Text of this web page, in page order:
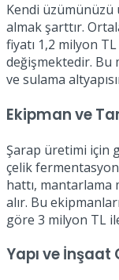
Kendi üzümünüzü
almak şarttır.
fiyatı 1,2 milyon
değişmektedir. Bu
ve sulama
Ekipman ve
Şarap üretimi için
çelik
hattı, mantarlama
alır. Bu
göre 3 milyon TL
Yapı ve İnşaat